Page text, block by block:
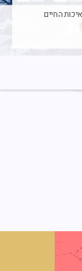
החיים